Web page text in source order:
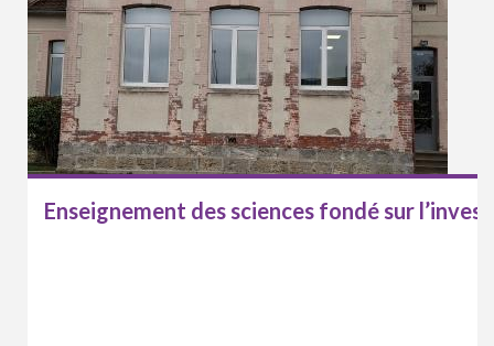
Enseignement des sciences fondé sur